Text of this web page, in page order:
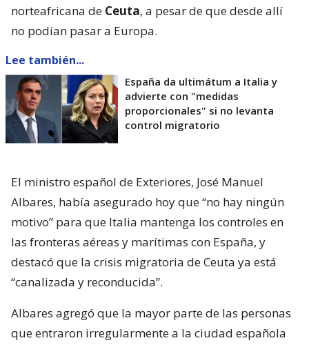
norteafricana de Ceuta, a pesar de que desde allí
no podían pasar a Europa.
Lee también...
España da ultimátum a Italia y
advierte con "medidas
proporcionales" si no levanta
control migratorio
El ministro español de Exteriores, José Manuel
Albares, había asegurado hoy que “no hay ningún
motivo” para que Italia mantenga los controles en
las fronteras aéreas y marítimas con España, y
destacó que la crisis migratoria de Ceuta ya está
“canalizada y reconducida”.
Albares agregó que la mayor parte de las personas
que entraron irregularmente a la ciudad española